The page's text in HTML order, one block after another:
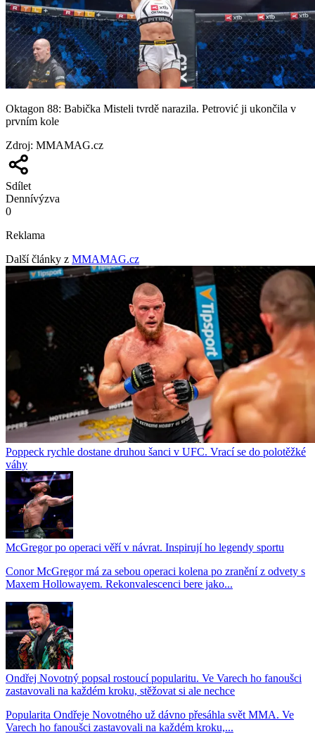
Oktagon 88: Babička Misteli tvrdě narazila. Petrović ji ukončila v
prvním kole
Zdroj: MMAMAG.cz
Sdílet
Dennívýzva
0
Reklama
Další články z MMAMAG.cz
Poppeck rychle dostane druhou šanci v UFC. Vrací se do polotěžké
váhy
McGregor po operaci věří v návrat. Inspirují ho legendy sportu
Conor McGregor má za sebou operaci kolena po zranění z odvety s
Maxem Hollowayem. Rekonvalescenci bere jako...
Ondřej Novotný popsal rostoucí popularitu. Ve Varech ho fanoušci
zastavovali na každém kroku, stěžovat si ale nechce
Popularita Ondřeje Novotného už dávno přesáhla svět MMA. Ve
Varech ho fanoušci zastavovali na každém kroku,...